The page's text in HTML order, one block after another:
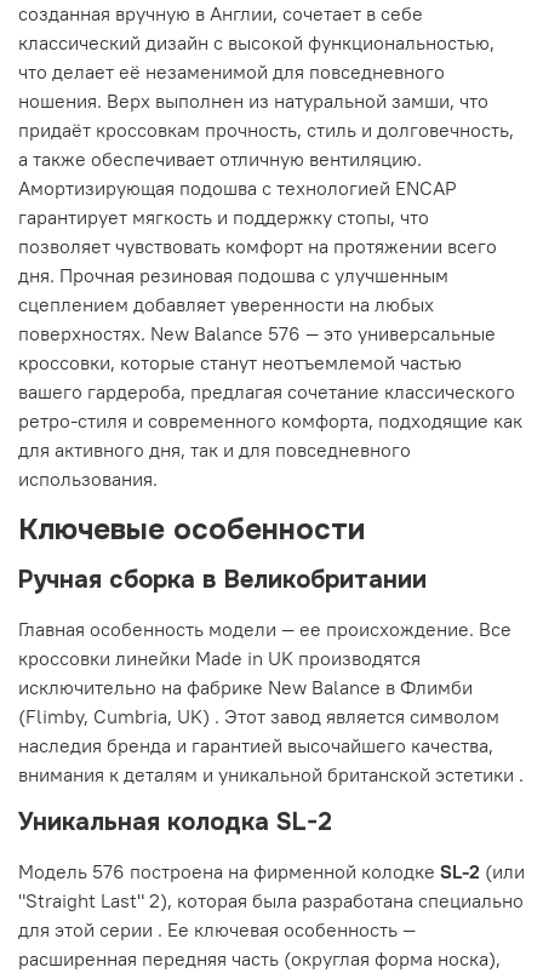
созданная вручную в Англии, сочетает в себе
классический дизайн с высокой функциональностью,
что делает её незаменимой для повседневного
ношения. Верх выполнен из натуральной замши, что
придаёт кроссовкам прочность, стиль и долговечность,
а также обеспечивает отличную вентиляцию.
Амортизирующая подошва с технологией ENCAP
гарантирует мягкость и поддержку стопы, что
позволяет чувствовать комфорт на протяжении всего
дня. Прочная резиновая подошва с улучшенным
сцеплением добавляет уверенности на любых
поверхностях. New Balance 576 — это универсальные
кроссовки, которые станут неотъемлемой частью
вашего гардероба, предлагая сочетание классического
ретро-стиля и современного комфорта, подходящие как
для активного дня, так и для повседневного
использования.
Ключевые особенности
Ручная сборка в Великобритании
Главная особенность модели — ее происхождение. Все
кроссовки линейки Made in UK производятся
исключительно на фабрике New Balance в Флимби
(Flimby, Cumbria, UK) . Этот завод является символом
наследия бренда и гарантией высочайшего качества,
внимания к деталям и уникальной британской эстетики .
Уникальная колодка SL-2
Модель 576 построена на фирменной колодке SL-2 (или
"Straight Last" 2), которая была разработана специально
для этой серии . Ее ключевая особенность —
расширенная передняя часть (округлая форма носка),